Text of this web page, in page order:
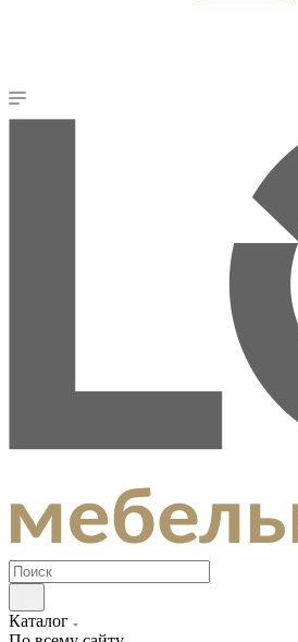
Каталог